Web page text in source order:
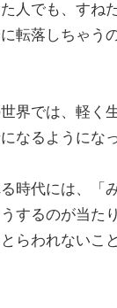
人でも、すね
転落しちゃう
界では、軽く
なるようにな
時代には、「
するのが当た
らわれないこ